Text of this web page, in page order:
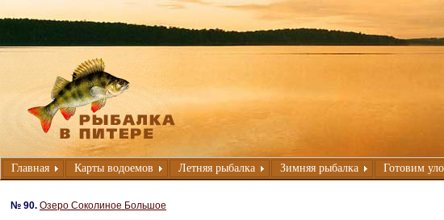
Главная Карты водоемов Летняя рыбалка Зимняя рыбалка Готовим
№ 90. Озеро Соколиное Большое